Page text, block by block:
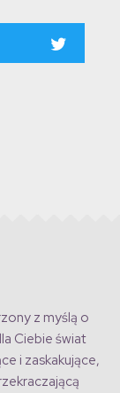
z myślą o
Ciebie świat
i zaskakujące,